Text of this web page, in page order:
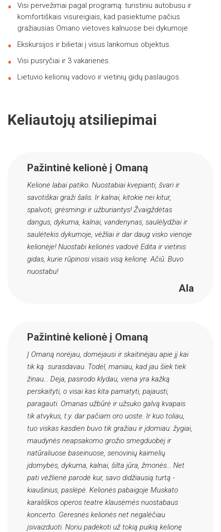
Visi pervežimai pagal programą: turistiniu autobusu ir
komfortiškais visureigiais, kad pasiektume pačius
gražiausias Omano vietoves kalnuose bei dykumoje.
Ekskursijos ir bilietai į visus lankomus objektus.
Visi pusryčiai ir 3 vakarienės.
Lietuvio kelionių vadovo ir vietinių gidų paslaugos.
Keliautojų atsiliepimai
Pažintinė kelionė į Omaną
Kelionė labai patiko. Nuostabiai kvepianti, švari ir
savotiškai graži šalis. Ir kalnai, kitokie nei kitur,
spalvoti, grėsmingi ir užburiantys! Žvaigždėtas
dangus, dykuma, kalnai, vandenynas, saulėlydžiai ir
saulėtekis dykumoje, vėžliai ir dar daug visko vienoje
kelionėje! Nuostabi kelionės vadovė Edita ir vietinis
gidas, kurie rūpinosi visais visą kelionę. Ačiū. Buvo
nuostabu!
Ala
Pažintinė kelionė į Omaną
Į Omaną norėjau, domėjausi ir skaitinėjau apie jį kai
tik ką surasdavau. Todėl, maniau, kad jau šiek tiek
žinau... Deja, pasirodo klydau, viena yra kažką
perskaityti, o visai kas kita pamatyti, pajausti,
paragauti. Omanas užbūrė ir užsuko galvą kvapais
tik atvykus, t.y. dar pačiam oro uoste. Ir kuo toliau,
tuo viskas kasdien buvo tik gražiau ir įdomiau: žygiai,
maudynės neapsakomo grožio smegduobėj ir
natūraliuose baseinuose, senovinių kaimelių
įdomybės, dykuma, kalnai, šilta jūra, žmonės... Net
pati vėžlienė parodė kur, savo didžiausią turtą -
kiaušinius, paslėpė. Kelionės pabaigoje Muskato
karališkos operos teatre klausėmės nuostabaus
koncerto. Geresnės kelionės net negalėčiau
įsivaizduoti. Noriu padėkoti už tokią puikią kelionę